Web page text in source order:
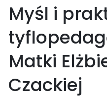
Myśl i
Matki
Czackiej